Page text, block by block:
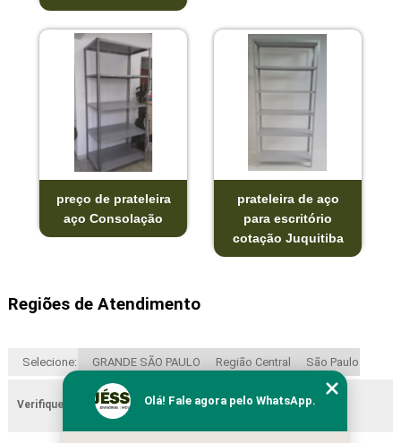
preço de prateleira
aço Consolação
prateleira de aço
para escritório
cotação Juquitiba
Regiões de Atendimento
Selecione: GRANDE SÃO PAULO Região Central São Paulo
Verifique as regiões que atendemosOlá! Fale agora pelo WhatsApp.